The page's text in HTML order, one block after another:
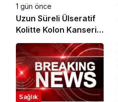
1 gün önce
Uzun Süreli Ülseratif
Kolitte Kolon Kanseri
Riski Artıyor mu?
Sağlık